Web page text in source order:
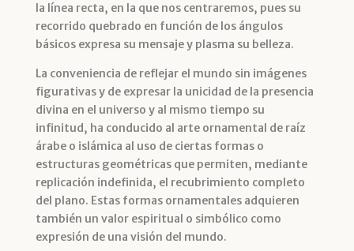
la línea recta, en la que nos centraremos, pues su
recorrido quebrado en función de los ángulos
básicos expresa su mensaje y plasma su belleza.
La conveniencia de reflejar el mundo sin imágenes
figurativas y de expresar la unicidad de la presencia
divina en el universo y al mismo tiempo su
infinitud, ha conducido al arte ornamental de raíz
árabe o islámica al uso de ciertas formas o
estructuras geométricas que permiten, mediante
replicación indefinida, el recubrimiento completo
del plano. Estas formas ornamentales adquieren
también un valor espiritual o simbólico como
expresión de una visión del mundo.